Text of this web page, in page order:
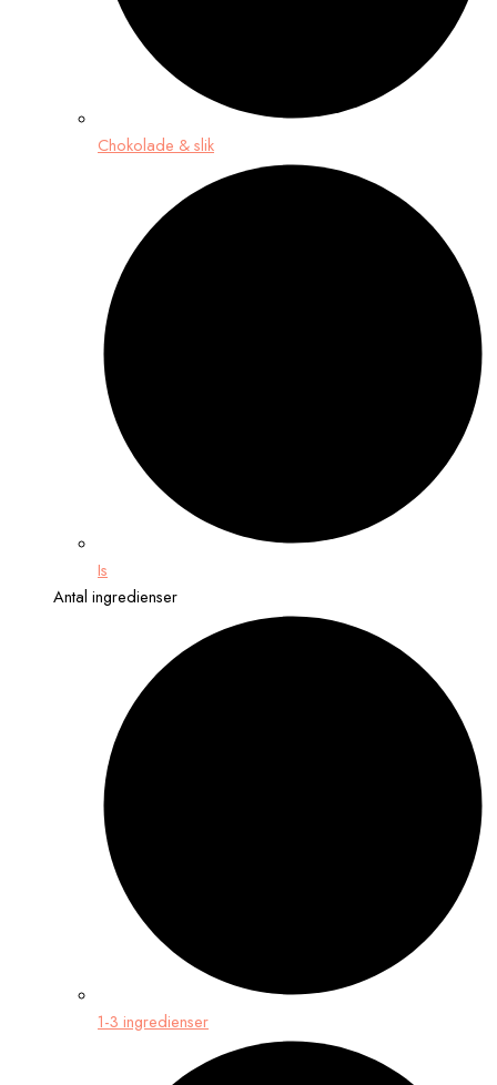
Chokolade & slik
Is
Antal ingredienser
1-3 ingredienser